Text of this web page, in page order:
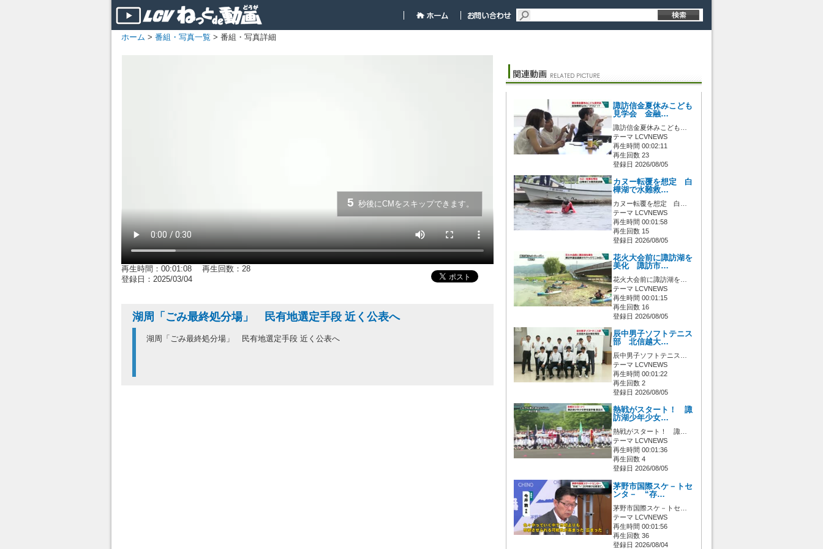
ホーム > 番組・写真一覧 > 番組・写真詳細
5 秒後にCMをスキップできます。
再生時間：00:01:08 再生回数：28
登録日：2025/03/04
湖周「ごみ最終処分場」 民有地選定手段 近く公表へ
湖周「ごみ最終処分場」 民有地選定手段 近く公表へ
諏訪信金夏休みこども
見学会 金融…
諏訪信金夏休みこども…
テーマ LCVNEWS
再生時間 00:02:11
再生回数 23
登録日 2026/08/05
カヌー転覆を想定 白
樺湖で水難救…
カヌー転覆を想定 白…
テーマ LCVNEWS
再生時間 00:01:58
再生回数 15
登録日 2026/08/05
花火大会前に諏訪湖を
美化 諏訪市…
花火大会前に諏訪湖を…
テーマ LCVNEWS
再生時間 00:01:15
再生回数 16
登録日 2026/08/05
辰中男子ソフトテニス
部 北信越大…
辰中男子ソフトテニス…
テーマ LCVNEWS
再生時間 00:01:22
再生回数 2
登録日 2026/08/05
熱戦がスタート！ 諏
訪湖少年少女…
熱戦がスタート！ 諏…
テーマ LCVNEWS
再生時間 00:01:36
再生回数 4
登録日 2026/08/05
茅野市国際スケ－トセ
ンタ－ “存…
茅野市国際スケ－トセ…
テーマ LCVNEWS
再生時間 00:01:56
再生回数 36
登録日 2026/08/04